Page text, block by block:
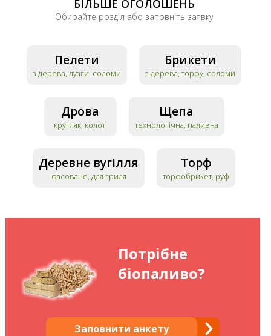
БІЛЬШЕ ОГОЛОШЕНЬ
Обирайте розділ або заповніть заявку
Пелети
з дерева, лузги, соломи
Брикети
з дерева, торфу, соломи
Дрова
кругляк, колоті
Щепа
технологічна, паливна
Деревне вугілля
фасоване, для гриля
Торф
торфобрикет, руф
Потрібне
біопаливо?
Заповнити анкету